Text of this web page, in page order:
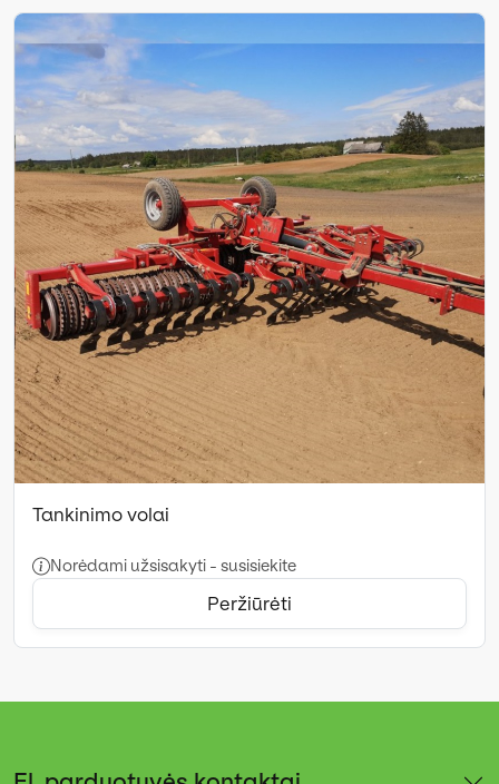
Tankinimo volai
Norėdami užsisakyti - susisiekite
Peržiūrėti